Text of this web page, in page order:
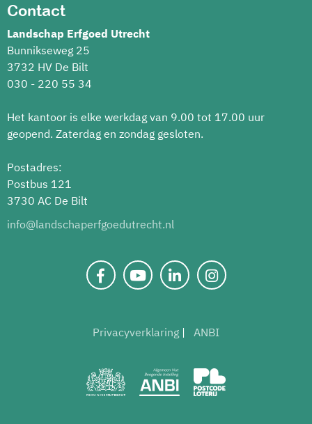
Contact
Landschap Erfgoed Utrecht
Bunnikseweg 25
3732 HV De Bilt
030 - 220 55 34
Het kantoor is elke werkdag van 9.00 tot 17.00 uur
geopend. Zaterdag en zondag gesloten.
Postadres:
Postbus 121
3730 AC De Bilt
info@landschaperfgoedutrecht.nl
Privacyverklaring ANBI